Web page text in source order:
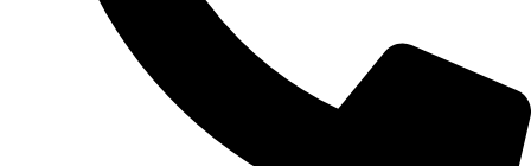
Удобное местоположение
СМОТРЕТЬ НА КАРТЕ